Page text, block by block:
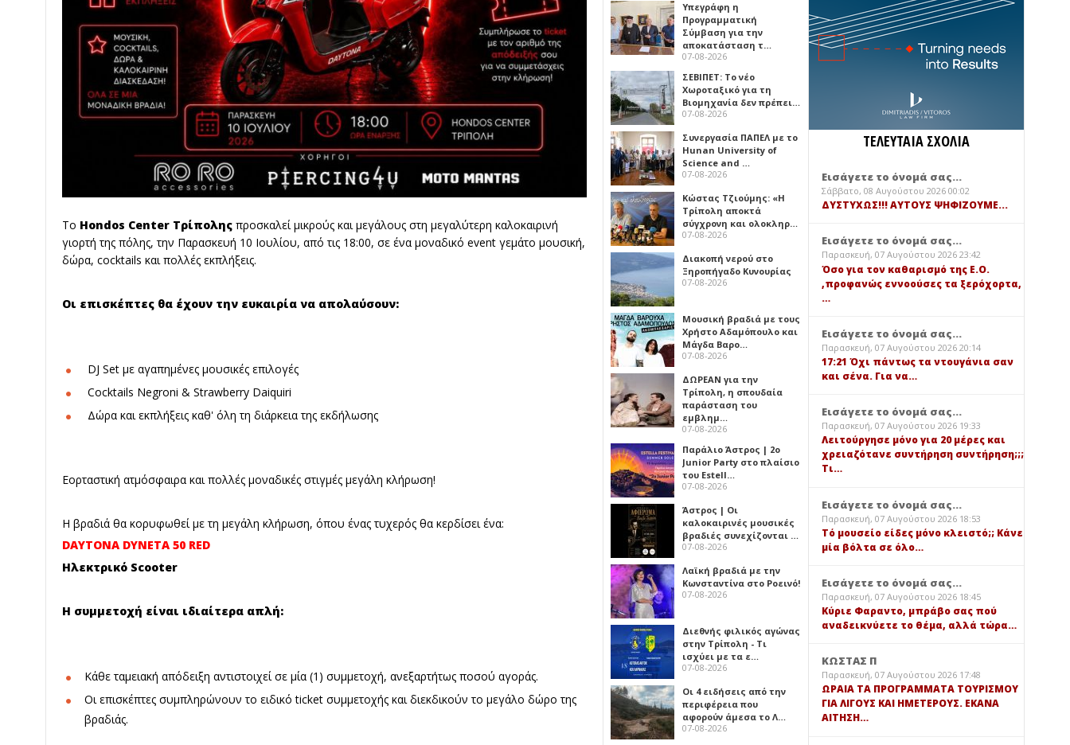
Το Hondos Center Τρίπολης προσκαλεί μικρούς και μεγάλους στη μεγαλύτερη καλοκαιρινή
γιορτή της πόλης, την Παρασκευή 10 Ιουλίου, από τις 18:00, σε ένα μοναδικό event γεμάτο μουσική,
δώρα, cocktails και πολλές εκπλήξεις.
Οι επισκέπτες θα έχουν την ευκαιρία να απολαύσουν:
DJ Set με αγαπημένες μουσικές επιλογές
Cocktails Negroni & Strawberry Daiquiri
Δώρα και εκπλήξεις καθ' όλη τη διάρκεια της εκδήλωσης
Εορταστική ατμόσφαιρα και πολλές μοναδικές στιγμές μεγάλη κλήρωση!
Η βραδιά θα κορυφωθεί με τη μεγάλη κλήρωση, όπου ένας τυχερός θα κερδίσει ένα:
DAYTONA DYNETA 50 RED
Ηλεκτρικό Scooter
Η συμμετοχή είναι ιδιαίτερα απλή:
Κάθε ταμειακή απόδειξη αντιστοιχεί σε μία (1) συμμετοχή, ανεξαρτήτως ποσού αγοράς.
Οι επισκέπτες συμπληρώνουν το ειδικό ticket συμμετοχής και διεκδικούν το μεγάλο δώρο της
βραδιάς.
Υπεγράφη η
Προγραμματική
Σύμβαση για την
αποκατάσταση τ…
07-08-2026
ΣΕΒΙΠΕΤ: Το νέο
Χωροταξικό για τη
Βιομηχανία δεν πρέπει…
07-08-2026
Συνεργασία ΠΑΠΕΛ με το
Hunan University of
Science and …
07-08-2026
Κώστας Τζιούμης: «Η
Τρίπολη αποκτά
σύγχρονη και ολοκληρ…
07-08-2026
Διακοπή νερού στο
Ξηροπήγαδο Κυνουρίας
07-08-2026
Μουσική βραδιά με τους
Χρήστο Αδαμόπουλο και
Μάγδα Βαρο…
07-08-2026
ΔΩΡΕΑΝ για την
Τρίπολη, η σπουδαία
παράσταση του
εμβλημ…
07-08-2026
Παράλιο Άστρος | 2ο
Junior Party στο πλαίσιο
του Estell…
07-08-2026
Άστρος | Οι
καλοκαιρινές μουσικές
βραδιές συνεχίζονται …
07-08-2026
Λαϊκή βραδιά με την
Κωνσταντίνα στο Ροεινό!
07-08-2026
Διεθνής φιλικός αγώνας
στην Τρίπολη - Τι
ισχύει με τα ε…
07-08-2026
Οι 4 ειδήσεις από την
περιφέρεια που
αφορούν άμεσα το Λ…
07-08-2026
ΤΕΛΕΥΤΑΙΑ ΣΧΟΛΙΑ
Εισάγετε το όνομά σας...
Σάββατο, 08 Αυγούστου 2026 00:02
ΔΥΣΤΥΧΩΣ!!! ΑΥΤΟΥΣ ΨΗΦΙΖΟΥΜΕ...
Εισάγετε το όνομά σας...
Παρασκευή, 07 Αυγούστου 2026 23:42
Όσο για τον καθαρισμό της Ε.Ο.
,προφανώς εννοούσες τα ξερόχορτα,
…
Εισάγετε το όνομά σας...
Παρασκευή, 07 Αυγούστου 2026 20:14
17:21 Όχι πάντως τα ντουγάνια σαν
και σένα. Για να…
Εισάγετε το όνομά σας...
Παρασκευή, 07 Αυγούστου 2026 19:33
Λειτούργησε μόνο για 20 μέρες και
χρειαζότανε συντήρηση συντήρηση;;;
Τι…
Εισάγετε το όνομά σας...
Παρασκευή, 07 Αυγούστου 2026 18:53
Τό μουσείο είδες μόνο κλειστό;; Κάνε
μία βόλτα σε όλο…
Εισάγετε το όνομά σας...
Παρασκευή, 07 Αυγούστου 2026 18:45
Κύριε Φαραντο, μπράβο σας πού
αναδεικνύετε το θέμα, αλλά τώρα…
ΚΩΣΤΑΣ Π
Παρασκευή, 07 Αυγούστου 2026 17:48
ΩΡΑΙΑ ΤΑ ΠΡΟΓΡΑΜΜΑΤΑ ΤΟΥΡΙΣΜΟΥ
ΓΙΑ ΛΙΓΟΥΣ ΚΑΙ ΗΜΕΤΕΡΟΥΣ. ΕΚΑΝΑ
ΑΙΤΗΣΗ…